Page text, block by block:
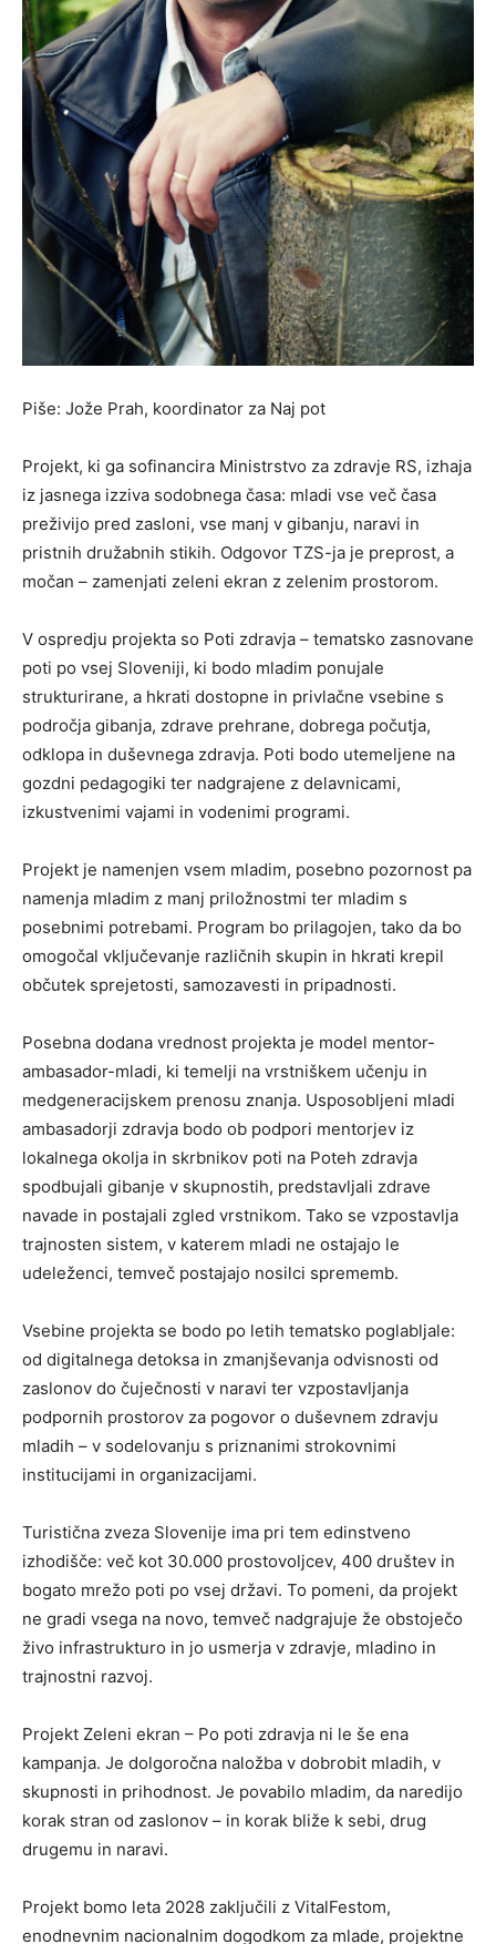
Piše: Jože Prah, koordinator za Naj pot
Projekt, ki ga sofinancira Ministrstvo za zdravje RS, izhaja
iz jasnega izziva sodobnega časa: mladi vse več časa
preživijo pred zasloni, vse manj v gibanju, naravi in
pristnih družabnih stikih. Odgovor TZS-ja je preprost, a
močan – zamenjati zeleni ekran z zelenim prostorom.
V ospredju projekta so Poti zdravja – tematsko zasnovane
poti po vsej Sloveniji, ki bodo mladim ponujale
strukturirane, a hkrati dostopne in privlačne vsebine s
področja gibanja, zdrave prehrane, dobrega počutja,
odklopa in duševnega zdravja. Poti bodo utemeljene na
gozdni pedagogiki ter nadgrajene z delavnicami,
izkustvenimi vajami in vodenimi programi.
Projekt je namenjen vsem mladim, posebno pozornost pa
namenja mladim z manj priložnostmi ter mladim s
posebnimi potrebami. Program bo prilagojen, tako da bo
omogočal vključevanje različnih skupin in hkrati krepil
občutek sprejetosti, samozavesti in pripadnosti.
Posebna dodana vrednost projekta je model mentor-
ambasador-mladi, ki temelji na vrstniškem učenju in
medgeneracijskem prenosu znanja. Usposobljeni mladi
ambasadorji zdravja bodo ob podpori mentorjev iz
lokalnega okolja in skrbnikov poti na Poteh zdravja
spodbujali gibanje v skupnostih, predstavljali zdrave
navade in postajali zgled vrstnikom. Tako se vzpostavlja
trajnosten sistem, v katerem mladi ne ostajajo le
udeleženci, temveč postajajo nosilci sprememb.
Vsebine projekta se bodo po letih tematsko poglabljale:
od digitalnega detoksa in zmanjševanja odvisnosti od
zaslonov do čuječnosti v naravi ter vzpostavljanja
podpornih prostorov za pogovor o duševnem zdravju
mladih – v sodelovanju s priznanimi strokovnimi
institucijami in organizacijami.
Turistična zveza Slovenije ima pri tem edinstveno
izhodišče: več kot 30.000 prostovoljcev, 400 društev in
bogato mrežo poti po vsej državi. To pomeni, da projekt
ne gradi vsega na novo, temveč nadgrajuje že obstoječo
živo infrastrukturo in jo usmerja v zdravje, mladino in
trajnostni razvoj.
Projekt Zeleni ekran – Po poti zdravja ni le še ena
kampanja. Je dolgoročna naložba v dobrobit mladih, v
skupnosti in prihodnost. Je povabilo mladim, da naredijo
korak stran od zaslonov – in korak bliže k sebi, drug
drugemu in naravi.
Projekt bomo leta 2028 zaključili z VitalFestom,
enodnevnim nacionalnim dogodkom za mlade, projektne